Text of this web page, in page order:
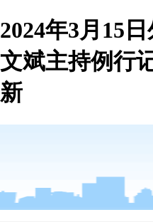
2024年3月15
文斌主持例行
新